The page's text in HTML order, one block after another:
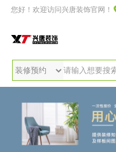
您好！欢迎访问兴唐装饰官网！